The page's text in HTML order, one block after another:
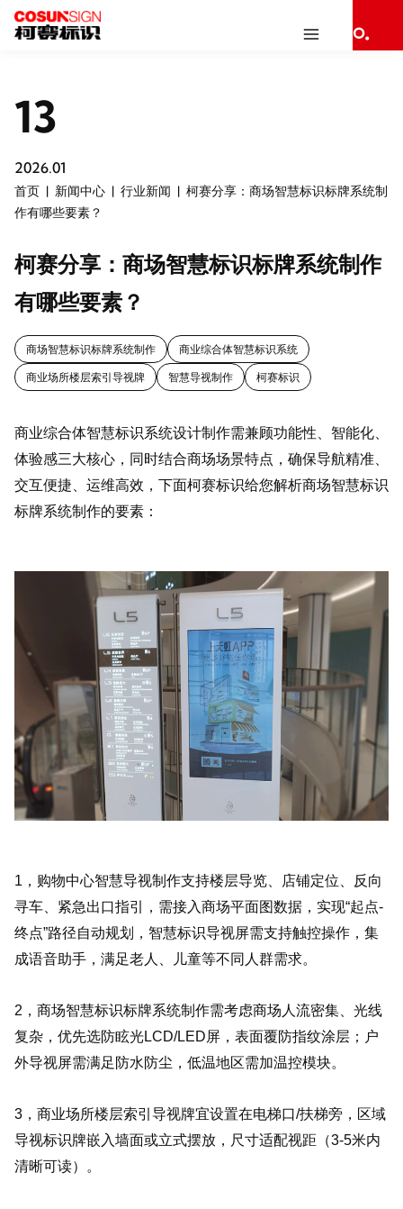
首页 新闻中心 行业新闻
柯赛分享：商场智慧标识标牌系统制
作有哪些要素？
柯赛分享：商场智慧标识标牌系统制作
有哪些要素？
商场智慧标识标牌系统制作 商业综合体智慧标识系统
商业场所楼层索引导视牌 智慧导视制作 柯赛标识
13
2026.01
商业综合体智慧标识系统设计制作需兼顾功能性、智能化、
体验感三大核心，同时结合商场场景特点，确保导航精准、
交互便捷、运维高效，下面柯赛标识给您解析商场智慧标识
标牌系统制作的要素：
1，购物中心智慧导视制作支持楼层导览、店铺定位、反向
寻车、紧急出口指引，需接入商场平面图数据，实现“起点-
终点”路径自动规划，智慧标识导视屏需支持触控操作，集
成语音助手，满足老人、儿童等不同人群需求。
2，商场智慧标识标牌系统制作需考虑商场人流密集、光线
复杂，优先选防眩光LCD/LED屏，表面覆防指纹涂层；户
外导视屏需满足防水防尘，低温地区需加温控模块。
3，商业场所楼层索引导视牌宜设置在电梯口/扶梯旁，区域
导视标识牌嵌入墙面或立式摆放，尺寸适配视距（3-5米内
清晰可读）。